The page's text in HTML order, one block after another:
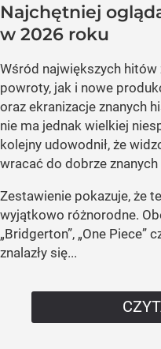
Najchętniej
w 2026 roku
Wśród największych hitów
powroty, jak i nowe
oraz ekranizacje znanych
nie ma jednak wielkiej
kolejny udowodnił, że
wracać do dobrze
Zestawienie pokazuje, że
wyjątkowo różnorodne.
„Bridgerton”, „One Piece”
znalazły się...